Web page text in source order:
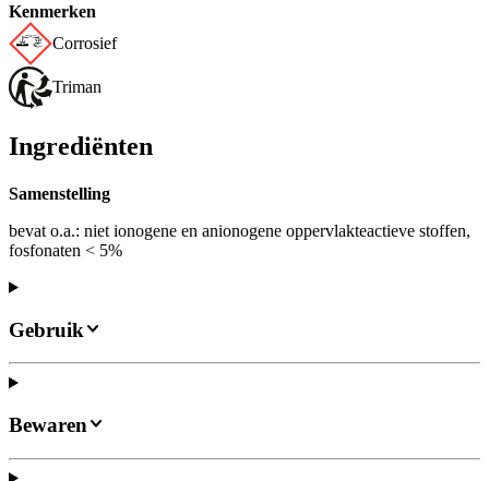
Kenmerken
Corrosief
Triman
Ingrediënten
Samenstelling
bevat o.a.: niet ionogene en anionogene oppervlakteactieve stoffen,
fosfonaten < 5%
Gebruik
Bewaren